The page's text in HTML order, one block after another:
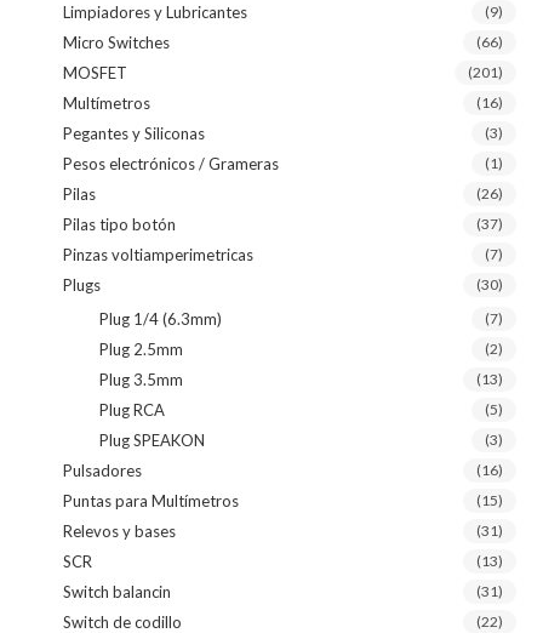
Limpiadores y Lubricantes (9)
Micro Switches (66)
MOSFET (201)
Multímetros (16)
Pegantes y Siliconas (3)
Pesos electrónicos / Grameras (1)
Pilas (26)
Pilas tipo botón (37)
Pinzas voltiamperimetricas (7)
Plugs (30)
Plug 1/4 (6.3mm) (7)
Plug 2.5mm (2)
Plug 3.5mm (13)
Plug RCA (5)
Plug SPEAKON (3)
Pulsadores (16)
Puntas para Multímetros (15)
Relevos y bases (31)
SCR (13)
Switch balancin (31)
Switch de codillo (22)